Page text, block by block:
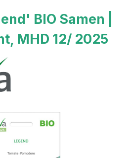
BIO Samen |
MHD 12/ 2025